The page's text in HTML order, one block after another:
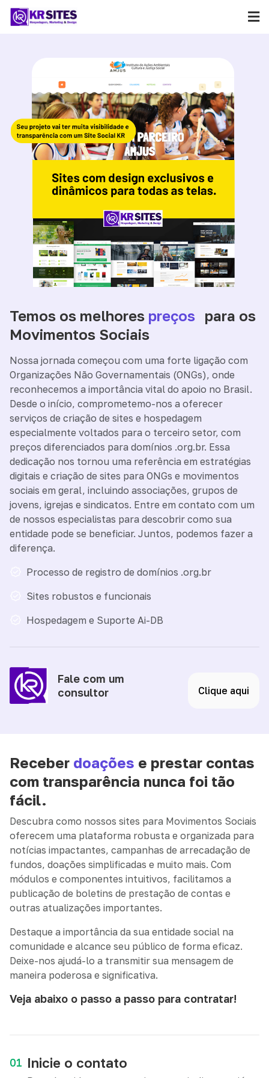
Temos os melhores preços para os
Movimentos Sociais
Nossa jornada começou com uma forte ligação com
Organizações Não Governamentais (ONGs), onde
reconhecemos a importância vital do apoio no Brasil.
Desde o início, comprometemo-nos a oferecer
serviços de criação de sites e hospedagem
especialmente voltados para o terceiro setor, com
preços diferenciados para domínios .org.br. Essa
dedicação nos tornou uma referência em estratégias
digitais e criação de sites para ONGs e movimentos
sociais em geral, incluindo associações, grupos de
jovens, igrejas e sindicatos. Entre em contato com um
de nossos especialistas para descobrir como sua
entidade pode se beneficiar. Juntos, podemos fazer a
diferença.
Processo de registro de domínios .org.br
Sites robustos e funcionais
Hospedagem e Suporte Ai-DB
Fale com um
consultor
Clique aqui
Receber doações e prestar contas
com transparência nunca foi tão
fácil.
Descubra como nossos sites para Movimentos Sociais
oferecem uma plataforma robusta e organizada para
notícias impactantes, campanhas de arrecadação de
fundos, doações simplificadas e muito mais. Com
módulos e componentes intuitivos, facilitamos a
publicação de boletins de prestação de contas e
outras atualizações importantes.
Destaque a importância da sua entidade social na
comunidade e alcance seu público de forma eficaz.
Deixe-nos ajudá-lo a transmitir sua mensagem de
maneira poderosa e significativa.
Veja abaixo o passo a passo para contratar!
01 Inicie o contato